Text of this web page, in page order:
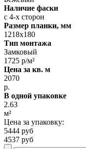
Наличие фаски
с 4-х сторон
Размер планки, мм
1218х180
Тип монтажа
Замковый
1725 р/м²
Цена за кв. м
2070
р.
В одной упаковке
2.63
м²
Цена за упаковку:
5444 руб
4537 руб